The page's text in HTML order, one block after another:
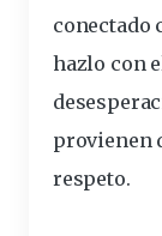
conectado
hazlo con
provienen
respeto.